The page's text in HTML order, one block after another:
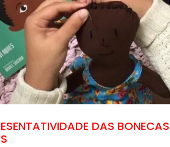
DAS BONECAS